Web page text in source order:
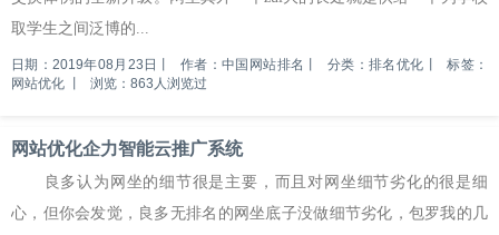
取学生之间泛博的...
日期：2019年08月23日 作者：中国网站排名 分类：排名优化
标签：
网站优化
浏览：863人浏览过
网站优化企力智能云推广系统
良多认为网坐的细节很是主要，而且对网坐细节劣化的很是细
心，但你会发觉，良多无排名的网坐底子没做细节劣化，包罗我的几